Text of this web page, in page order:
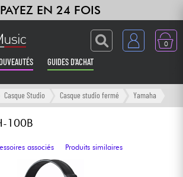
PAYEZ EN 24 FOIS
0
GUIDES D'ACHAT
Casque Studio Casque studio fermé Yamaha
100B
associés
Produits similaires